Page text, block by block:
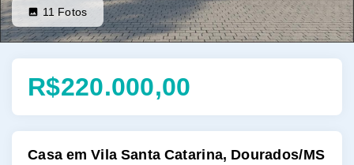
11 Fotos
R$220.000,00
Casa em Vila Santa Catarina, Dourados/MS